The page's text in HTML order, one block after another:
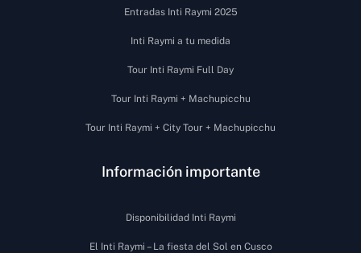
Entradas Inti Raymi 2025
Inti Raymi a tu medida
Tour Inti Raymi Full Day
Tour Inti Raymi + Machupicchu
Tour Inti Raymi + City Tour + Machupicchu
Información importante
Disponibilidad Inti Raymi
El Inti Raymi – La fiesta del Sol en Cusco